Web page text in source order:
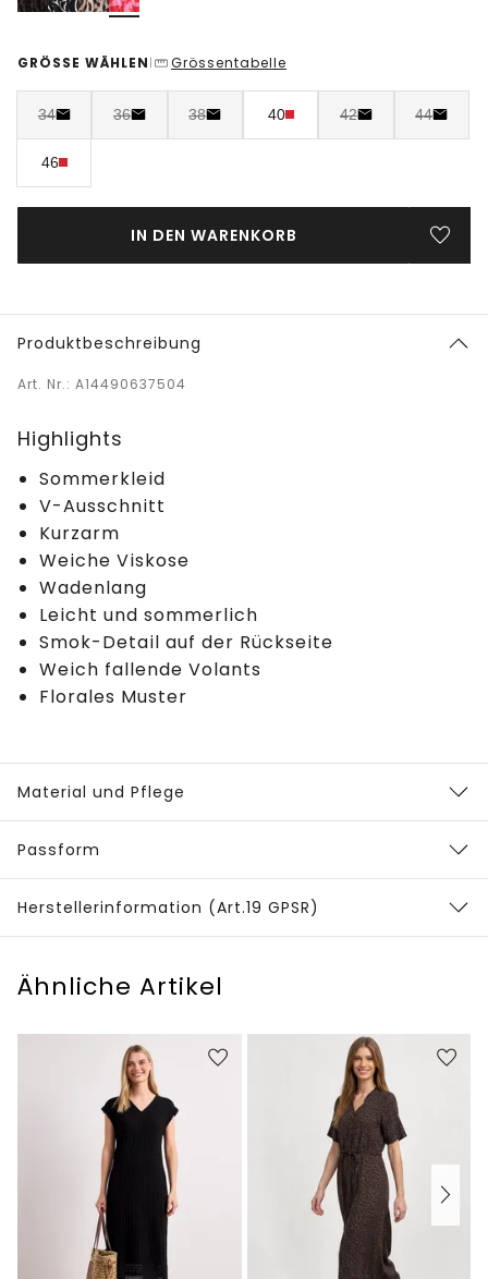
GRÖSSE WÄHLEN | Grössentabelle
34 36 38 40 42 44
46
IN DEN WARENKORB
Produktbeschreibung
Art. Nr.: A14490637504
Highlights
Sommerkleid
V-Ausschnitt
Kurzarm
Weiche Viskose
Wadenlang
Leicht und sommerlich
Smok-Detail auf der Rückseite
Weich fallende Volants
Florales Muster
Material und Pflege
Passform
Herstellerinformation (Art.19 GPSR)
Ähnliche Artikel